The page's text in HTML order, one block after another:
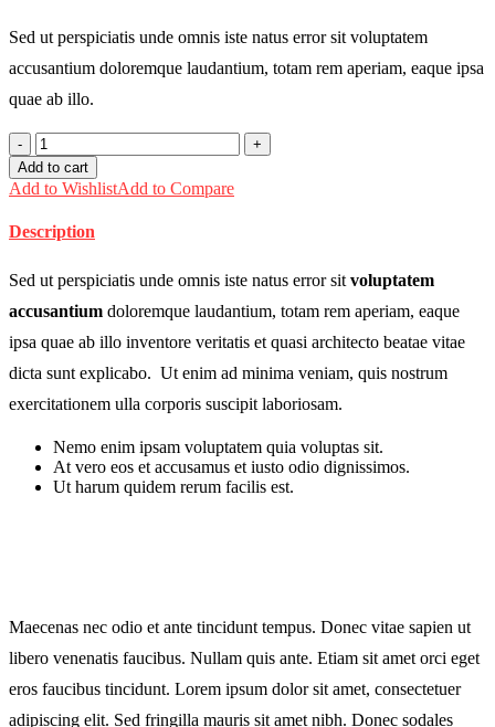
Sed ut perspiciatis unde omnis iste natus error sit voluptatem
accusantium doloremque laudantium, totam rem aperiam, eaque ipsa
quae ab illo.
Fashion
Shoulder
Bag
quantity
Add to cart
Add to WishlistAdd to Compare
Description
Sed ut perspiciatis unde omnis iste natus error sitvoluptatem
accusantium doloremque laudantium, totam rem aperiam, eaque
ipsa quae ab illo inventore veritatis et quasi architecto beatae vitae
dicta sunt explicabo. Ut enim ad minima veniam, quis nostrum
exercitationem ulla corporis suscipit laboriosam.
Nemo enim ipsam voluptatem quia voluptas sit.
At vero eos et accusamus et iusto odio dignissimos.
Ut harum quidem rerum facilis est.
Maecenas nec odio et ante tincidunt tempus. Donec vitae sapien ut
libero venenatis faucibus. Nullam quis ante. Etiam sit amet orci eget
eros faucibus tincidunt. Lorem ipsum dolor sit amet, consectetuer
adipiscing elit. Sed fringilla mauris sit amet nibh. Donec sodales